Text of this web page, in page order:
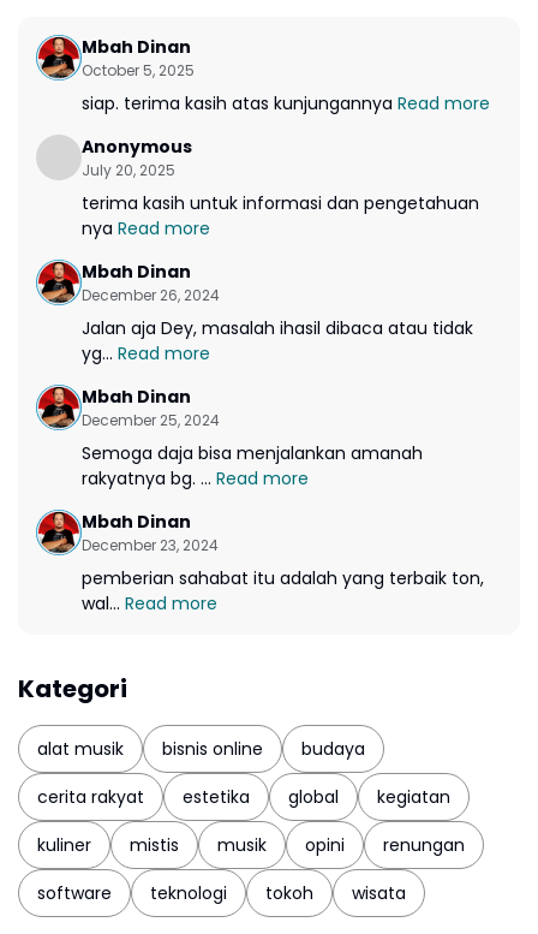
Mbah Dinan
October 5, 2025
siap. terima kasih atas kunjungannya Read more
Anonymous
July 20, 2025
terima kasih untuk informasi dan pengetahuan
nya Read more
Mbah Dinan
December 26, 2024
Jalan aja Dey, masalah ihasil dibaca atau tidak
yg... Read more
Mbah Dinan
December 25, 2024
Semoga daja bisa menjalankan amanah
rakyatnya bg. ... Read more
Mbah Dinan
December 23, 2024
pemberian sahabat itu adalah yang terbaik ton,
wal... Read more
Kategori
alat musik bisnis online
budaya
cerita rakyat
estetika global
kegiatan
kuliner
mistis musik opini
renungan
software
teknologi tokoh wisata